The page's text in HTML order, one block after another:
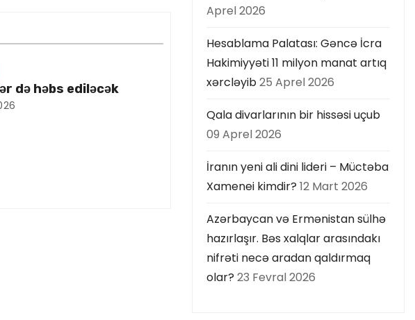
də həbs ediləcək
Aprel 2026
Hesablama Palatası: Gəncə İcra
Hakimiyyəti 11 milyon manat artıq
xərcləyib25 Aprel 2026
Qala divarlarının bir hissəsi uçub
09 Aprel 2026
İranın yeni ali dini lideri – Müctəba
Xamenei kimdir? 12 Mart 2026
Azərbaycan və Ermənistan sülhə
hazırlaşır. Bəs xalqlar arasındakı
nifrəti necə aradan qaldırmaq
olar? 23 Fevral 2026